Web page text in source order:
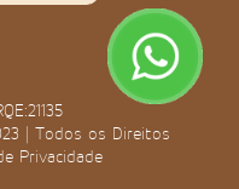
| Todos os Direitos
Privacidade